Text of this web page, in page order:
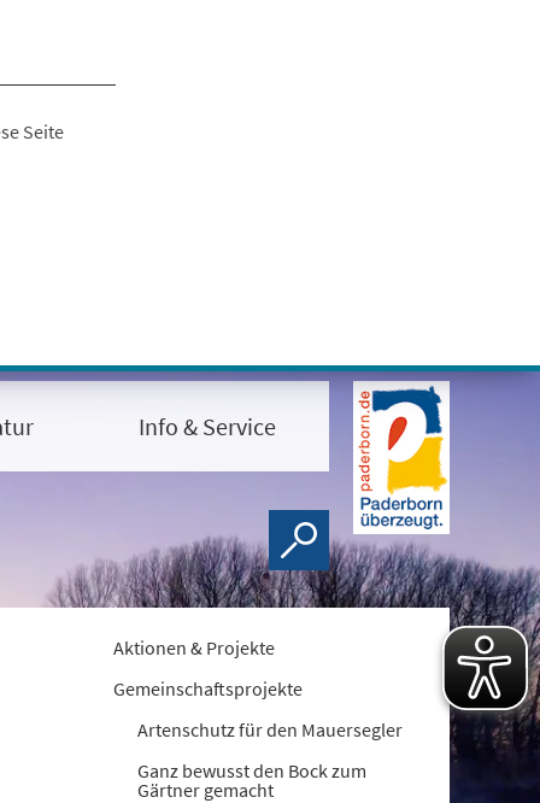
Seite
Info & Service
Aktionen & Projekte
Gemeinschaftsprojekte
Artenschutz für den Mauersegler
Ganz bewusst den Bock zum
Gärtner gemacht